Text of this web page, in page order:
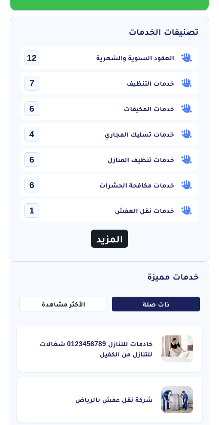
تصنيفات الخدمات
العقود السنوية والشهرية 12
خدمات التنظيف 7
خدمات المكيفات 6
خدمات تسليك المجاري 4
خدمات تنظيف المنازل 6
خدمات مكافحة الحشرات 6
خدمات نقل العفش 1
المزيد
خدمات مميزة
ذات صلة الأكثر مشاهدة
خادمات للتنازل 0123456789 شغالات
للتنازل من الكفيل
شركة نقل عفش بالرياض